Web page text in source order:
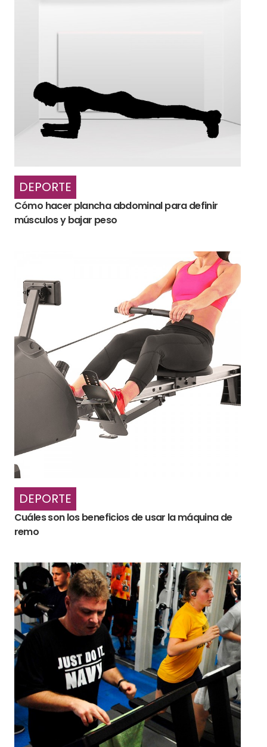
DEPORTE
Cómo hacer plancha abdominal para definir
músculos y bajar peso
DEPORTE
Cuáles son los beneficios de usar la máquina de
remo